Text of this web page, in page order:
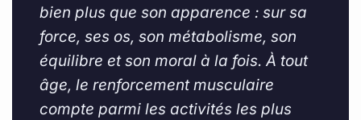
bien plus que son apparence : sur sa
force, ses os, son métabolisme, son
équilibre et son moral à la fois. À tout
âge, le renforcement musculaire
compte parmi les activités les plus